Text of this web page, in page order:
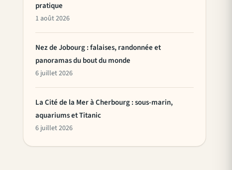
pratique
1 août 2026
Nez de Jobourg : falaises, randonnée et
panoramas du bout du monde
6 juillet 2026
La Cité de la Mer à Cherbourg : sous-marin,
aquariums et Titanic
6 juillet 2026